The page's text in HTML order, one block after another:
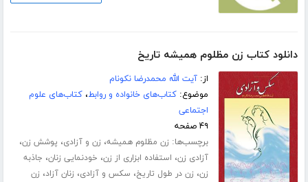
دانلود کتاب زن مظلوم همیشه تاریخ
از:آیت الله محمدرضا نکونام
موضوع:کتاب‌های خانواده و روابط،کتاب‌های علوم
اجتماعی
۴۹ صفحه
برچسب‌ها: زن مظلوم همیشه، زن و آزادی، پوشش زن،
آزادی زن، استفاده ابزاری از زن، خودنمایی زنان، جاذبه
زن، زن در طول تاریخ، سکس و آزادی، زنان آزاد، زن